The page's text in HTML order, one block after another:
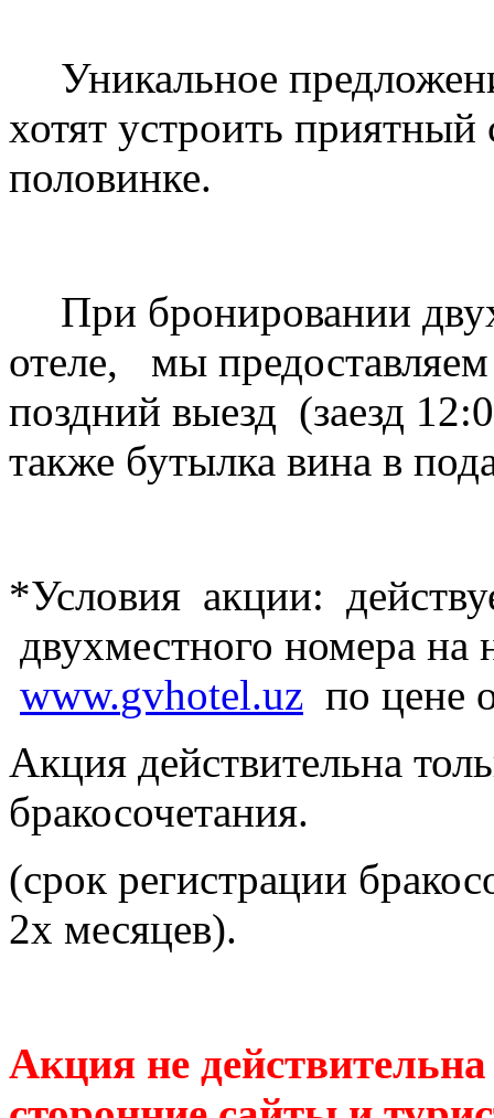
Уникальное
хотят устроить
половинке.
При бронировании
отеле, мы
поздний выезд (заезд
также бутылка вина в
*Условия акции:
двухместного номера
www.gvhotel.uz по цене
Акция действительна
бракосочетания.
(срок регистрации
2х месяцев).
Акция не